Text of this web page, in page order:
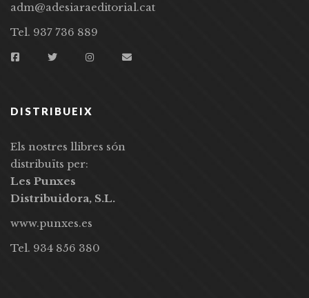
adm@adesiaraeditorial.cat
Tel. 937 736 889
DISTRIBUEIX
Els nostres llibres són
distribuïts per:
Les Punxes
Distribuidora, S.L.
www.punxes.es
Tel. 934 856 380